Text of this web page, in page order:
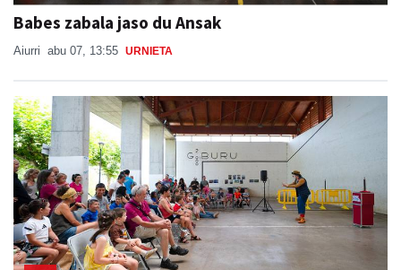
Babes zabala jaso du Ansak
Aiurri abu 07, 13:55 URNIETA